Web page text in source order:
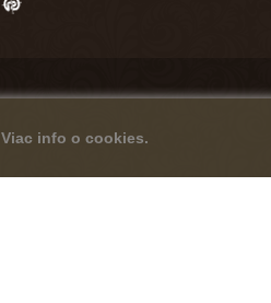
Viac info o cookies.